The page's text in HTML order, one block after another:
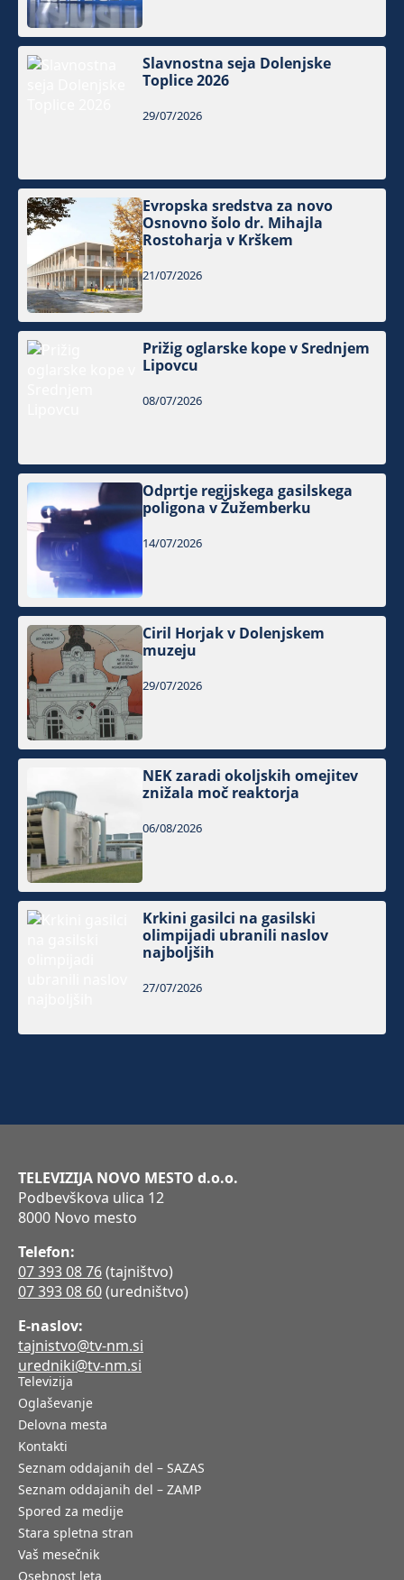
Slavnostna seja Dolenjske
Toplice 2026
29/07/2026
Evropska sredstva za novo
Osnovno šolo dr. Mihajla
Rostoharja v Krškem
21/07/2026
Prižig oglarske kope v Srednjem
Lipovcu
08/07/2026
Odprtje regijskega gasilskega
poligona v Žužemberku
14/07/2026
Ciril Horjak v Dolenjskem
muzeju
29/07/2026
NEK zaradi okoljskih omejitev
znižala moč reaktorja
06/08/2026
Krkini gasilci na gasilski
olimpijadi ubranili naslov
najboljših
27/07/2026
TELEVIZIJA NOVO MESTO d.o.o.
Podbevškova ulica 12
8000 Novo mesto
Telefon:
07 393 08 76(tajništvo)
07 393 08 60(uredništvo)
E-naslov:
tajnistvo@tv-nm.si
uredniki@tv-nm.si
Televizija
Oglaševanje
Delovna mesta
Kontakti
Seznam oddajanih del – SAZAS
Seznam oddajanih del – ZAMP
Spored za medije
Stara spletna stran
Vaš mesečnik
Osebnost leta